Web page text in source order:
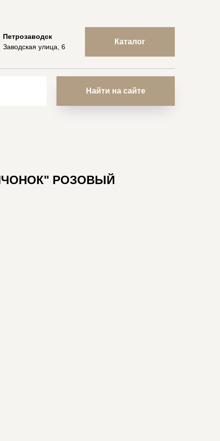
Петрозаводск
Заводская улица, 6
Каталог
Найти на сайте
РОЗОВЫЙ